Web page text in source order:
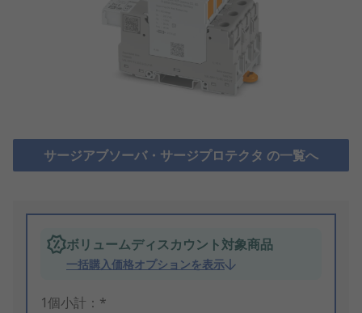
サージアブソーバ・サージプロテクタ の一覧へ
ボリュームディスカウント対象商品
一括購入価格オプションを表示
1個小計：*